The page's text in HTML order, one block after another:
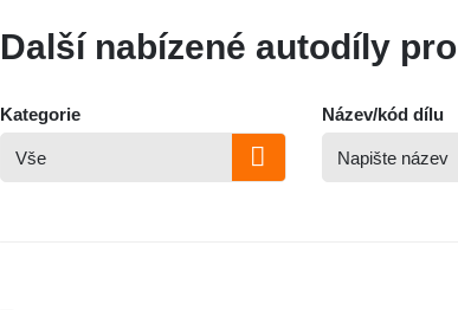
Další nabízené autodíly pro
Kategorie Název/kód dílu